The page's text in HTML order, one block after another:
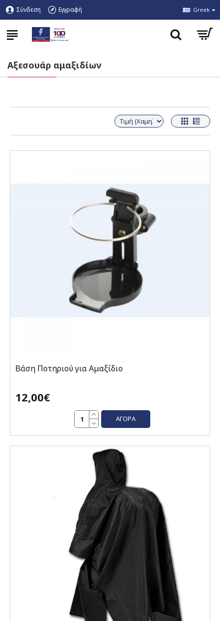
Σύνδεση Εγγραφή Greek
Αξεσουάρ αμαξιδίων
Βάση Ποτηριού για Αμαξίδιο
12,00€
ΑΓΟΡΆ